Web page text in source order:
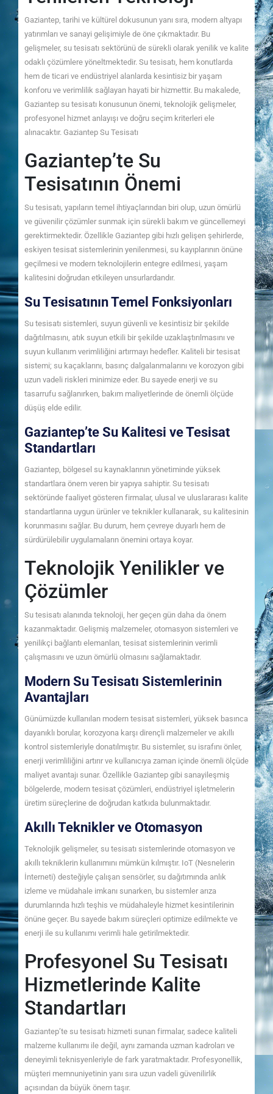
Gaziantep, tarihi ve kültürel dokusunun yanı sıra, modern altyapı
yatırımları ve sanayi gelişimiyle de öne çıkmaktadır. Bu
gelişmeler, su tesisatı sektörünü de sürekli olarak yenilik ve kalite
odaklı çözümlere yöneltmektedir. Su tesisatı, hem konutlarda
hem de ticari ve endüstriyel alanlarda kesintisiz bir yaşam
konforu ve verimlilik sağlayan hayati bir hizmettir. Bu makalede,
Gaziantep su tesisatı konusunun önemi, teknolojik gelişmeler,
profesyonel hizmet anlayışı ve doğru seçim kriterleri ele
alınacaktır. Gaziantep Su Tesisatı
Gaziantep’te Su
Tesisatının Önemi
Su tesisatı, yapıların temel ihtiyaçlarından biri olup, uzun ömürlü
ve güvenilir çözümler sunmak için sürekli bakım ve güncellemeyi
gerektirmektedir. Özellikle Gaziantep gibi hızlı gelişen şehirlerde,
eskiyen tesisat sistemlerinin yenilenmesi, su kayıplarının önüne
geçilmesi ve modern teknolojilerin entegre edilmesi, yaşam
kalitesini doğrudan etkileyen unsurlardandır.
Su Tesisatının Temel Fonksiyonları
Su tesisatı sistemleri, suyun güvenli ve kesintisiz bir şekilde
dağıtılmasını, atık suyun etkili bir şekilde uzaklaştırılmasını ve
suyun kullanım verimliliğini artırmayı hedefler. Kaliteli bir tesisat
sistemi; su kaçaklarını, basınç dalgalanmalarını ve korozyon gibi
uzun vadeli riskleri minimize eder. Bu sayede enerji ve su
tasarrufu sağlanırken, bakım maliyetlerinde de önemli ölçüde
düşüş elde edilir.
Gaziantep’te Su Kalitesi ve Tesisat
Standartları
Gaziantep, bölgesel su kaynaklarının yönetiminde yüksek
standartlara önem veren bir yapıya sahiptir. Su tesisatı
sektöründe faaliyet gösteren firmalar, ulusal ve uluslararası kalite
standartlarına uygun ürünler ve teknikler kullanarak, su kalitesinin
korunmasını sağlar. Bu durum, hem çevreye duyarlı hem de
sürdürülebilir uygulamaların önemini ortaya koyar.
Teknolojik Yenilikler ve
Çözümler
Su tesisatı alanında teknoloji, her geçen gün daha da önem
kazanmaktadır. Gelişmiş malzemeler, otomasyon sistemleri ve
yenilikçi bağlantı elemanları, tesisat sistemlerinin verimli
çalışmasını ve uzun ömürlü olmasını sağlamaktadır.
Modern Su Tesisatı Sistemlerinin
Avantajları
Günümüzde kullanılan modern tesisat sistemleri, yüksek basınca
dayanıklı borular, korozyona karşı dirençli malzemeler ve akıllı
kontrol sistemleriyle donatılmıştır. Bu sistemler, su israfını önler,
enerji verimliliğini artırır ve kullanıcıya zaman içinde önemli ölçüde
maliyet avantajı sunar. Özellikle Gaziantep gibi sanayileşmiş
bölgelerde, modern tesisat çözümleri, endüstriyel işletmelerin
üretim süreçlerine de doğrudan katkıda bulunmaktadır.
Akıllı Teknikler ve Otomasyon
Teknolojik gelişmeler, su tesisatı sistemlerinde otomasyon ve
akıllı tekniklerin kullanımını mümkün kılmıştır. IoT (Nesnelerin
İnterneti) desteğiyle çalışan sensörler, su dağıtımında anlık
izleme ve müdahale imkanı sunarken, bu sistemler arıza
durumlarında hızlı teşhis ve müdahaleyle hizmet kesintilerinin
önüne geçer. Bu sayede bakım süreçleri optimize edilmekte ve
enerji ile su kullanımı verimli hale getirilmektedir.
Profesyonel Su Tesisatı
Hizmetlerinde Kalite
Standartları
Gaziantep’te su tesisatı hizmeti sunan firmalar, sadece kaliteli
malzeme kullanımı ile değil, aynı zamanda uzman kadroları ve
deneyimli teknisyenleriyle de fark yaratmaktadır. Profesyonellik,
müşteri memnuniyetinin yanı sıra uzun vadeli güvenilirlik
açısından da büyük önem taşır.